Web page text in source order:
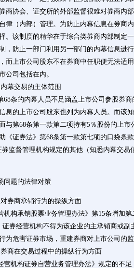
商协会、证交所的外部监督很难对券商内
律（内部）管理。为防止内幕信息在券商
。该制度的精华在于综合类券商内部制定
，防止一部门利用另一部门的内幕信息进
而上市公司股东不在券商中任职便无法适
公司包括在内。
幕交易的主体范围
条的内幕人员不足涵盖上市公司参股券商
息的上市公司股东也列为内幕人员。而该
与第68条第一款第二项持有5％股份的上
《证券法》第68条第一款第七项的口袋条
监督管理机构规定的其他（知悉内幕交
题的法律对策
券商承销行为的操纵方面
构承销股票业务管理办法》第15条增加第
证券经营机构不得为该企业的主承销商或
为危害证券市场，重建券商对上市公司的
在交易过程中的操纵行为方面
机构证券自营业务管理办法》规定的不足